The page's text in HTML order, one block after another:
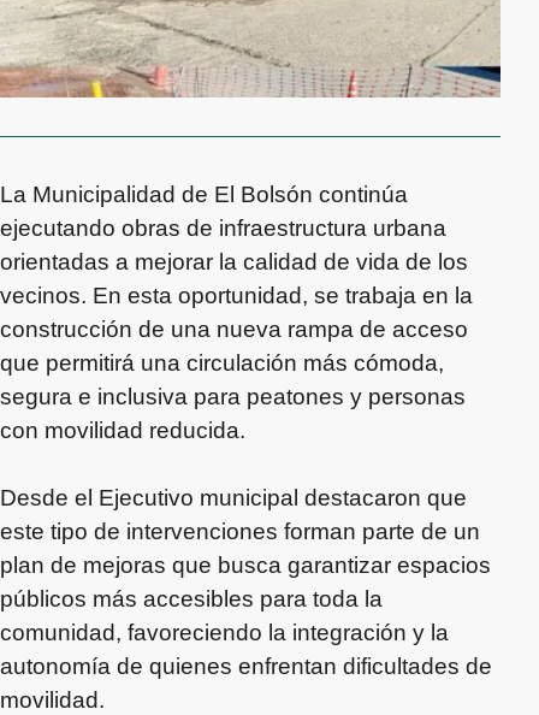
La Municipalidad de El Bolsón continúa
ejecutando obras de infraestructura urbana
orientadas a mejorar la calidad de vida de los
vecinos. En esta oportunidad, se trabaja en la
construcción de una nueva rampa de acceso
que permitirá una circulación más cómoda,
segura e inclusiva para peatones y personas
con movilidad reducida.
Desde el Ejecutivo municipal destacaron que
este tipo de intervenciones forman parte de un
plan de mejoras que busca garantizar espacios
públicos más accesibles para toda la
comunidad, favoreciendo la integración y la
autonomía de quienes enfrentan dificultades de
movilidad.